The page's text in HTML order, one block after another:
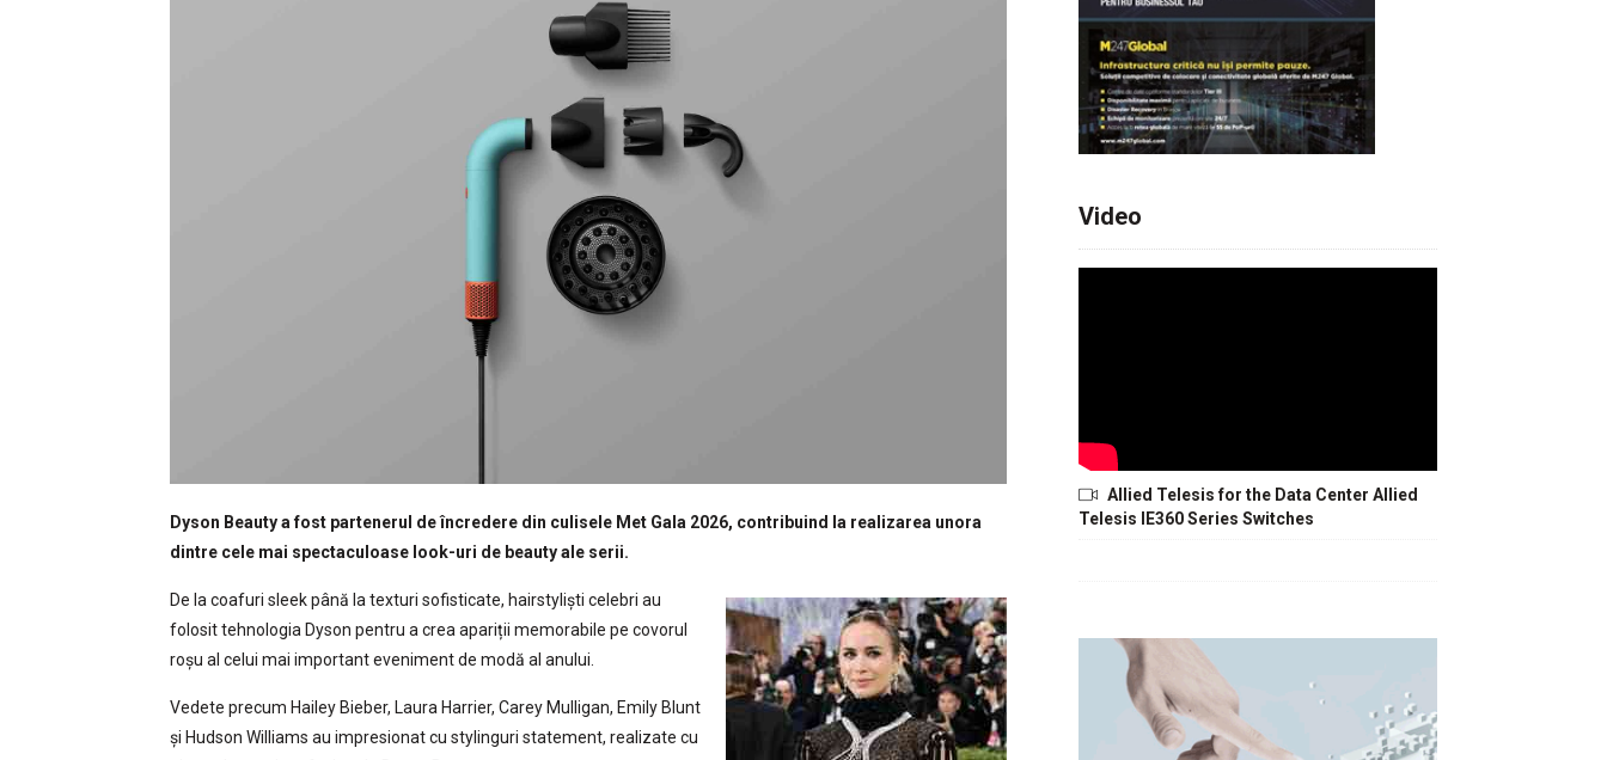
Dyson Beauty a fost partenerul de încredere din culisele Met Gala 2026, contribuind la realizarea unora
dintre cele mai spectaculoase look-uri de beauty ale serii.
De la coafuri sleek până la texturi sofisticate, hairstyliști celebri au
folosit tehnologia Dyson pentru a crea apariții memorabile pe covorul
roșu al celui mai important eveniment de modă al anului.
Vedete precum Hailey Bieber, Laura Harrier, Carey Mulligan, Emily Blunt
și Hudson Williams au impresionat cu stylinguri statement, realizate cu
Video
Allied Telesis for the Data Center Allied
Telesis IE360 Series Switches